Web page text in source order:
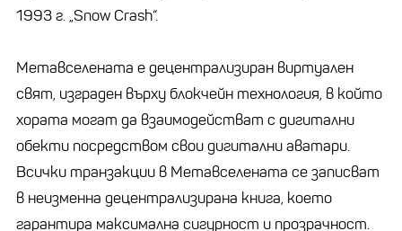
1993 г. „Snow Crash“.
Метавселената е децентрализиран виртуален
свят, изграден върху блокчейн технология, в който
хората могат да взаимодействат с дигитални
обекти посредством свои дигитални аватари.
Всички транзакции в Метавселената се записват
в неизменна децентрализирана книга, което
гарантира максимална сигурност и прозрачност.